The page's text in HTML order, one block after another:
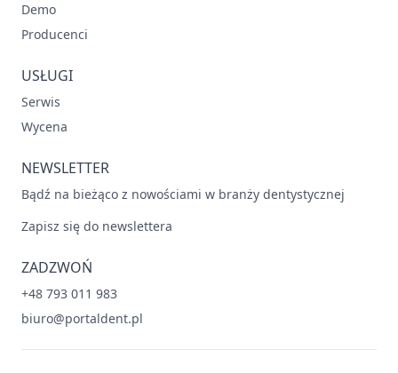
Demo
Producenci
USŁUGI
Serwis
Wycena
NEWSLETTER
Bądź na bieżąco z nowościami w branży dentystycznej
Zapisz się do newslettera
ZADZWOŃ
+48 793 011 983
biuro@portaldent.pl